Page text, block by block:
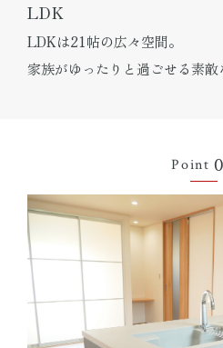
LDK
LDKは21帖の広々空間。
家族がゆったりと過ごせる素敵
Point